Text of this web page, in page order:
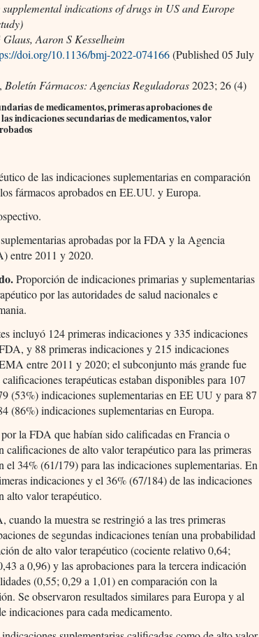
indications of drugs in US and Europe
Aaron S Kesselheim
doi.org/10.1136/bmj-2022-074166(Published 05 July
Boletín Fármacos: Agencias Reguladoras2023; 26 (4)
de medicamentos, primeras aprobaciones de
indicaciones secundarias de medicamentos, valor
de las indicaciones suplementarias en comparación
fármacos aprobados en EE.UU. y Europa.
aprobadas por la FDA y la Agencia
entre 2011 y 2020.
Proporción de indicaciones primarias y suplementarias
por las autoridades de salud nacionales e
incluyó 124 primeras indicaciones y 335 indicaciones
y 88 primeras indicaciones y 215 indicaciones
entre 2011 y 2020; el subconjunto más grande fue
terapéuticas estaban disponibles para 107
(53%) indicaciones suplementarias en EE UU y para 87
(86%) indicaciones suplementarias en Europa.
la FDA que habían sido calificadas en Francia o
de alto valor terapéutico para las primeras
el 34% (61/179) para las indicaciones suplementarias. En
indicaciones y el 36% (67/184) de las indicaciones
alto valor terapéutico.
cuando la muestra se restringió a las tres primeras
de segundas indicaciones tenían una probabilidad
de alto valor terapéutico (cociente relativo 0,64;
a 0,96) y las aprobaciones para la tercera indicación
(0,55; 0,29 a 1,01) en comparación con la
Se observaron resultados similares para Europa y al
indicaciones para cada medicamento.